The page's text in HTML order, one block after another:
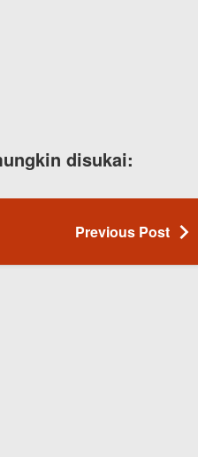
disukai:
Previous Post